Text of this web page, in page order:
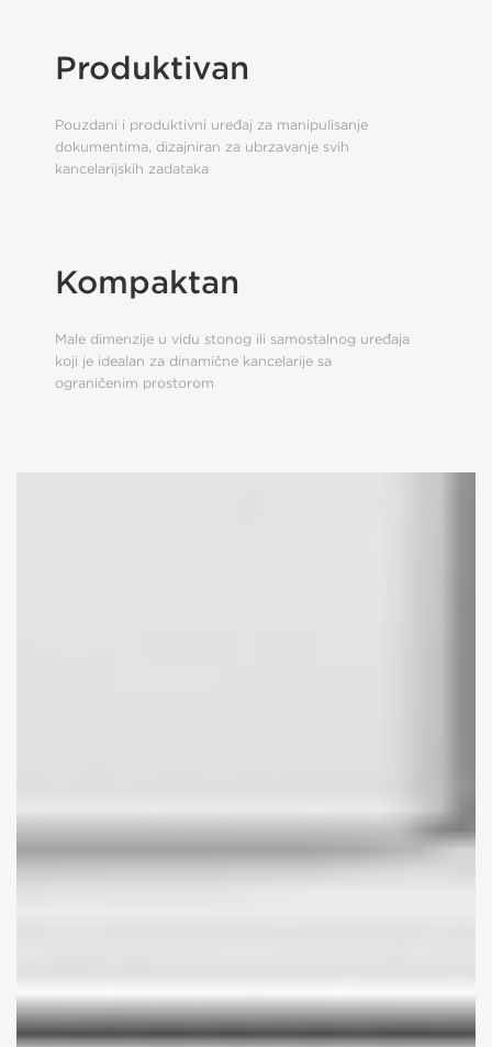
Produktivan
Pouzdani i produktivni uređaj za manipulisanje
dokumentima, dizajniran za ubrzavanje svih
kancelarijskih zadataka
Kompaktan
Male dimenzije u vidu stonog ili samostalnog uređaja
koji je idealan za dinamične kancelarije sa
ograničenim prostorom